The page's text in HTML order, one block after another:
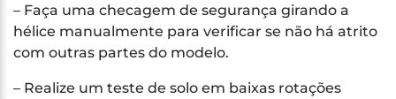
– Faça uma checagem de segurança girando a
hélice manualmente para verificar se não há atrito
com outras partes do modelo.
– Realize um teste de solo em baixas rotações